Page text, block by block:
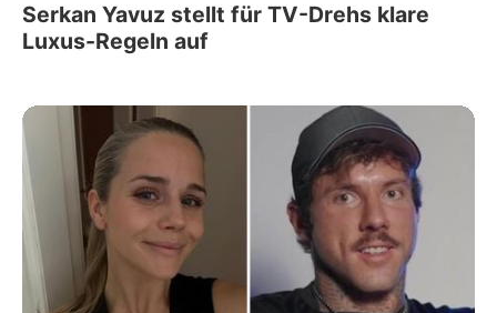
Serkan Yavuz stellt für TV-Drehs klare
Luxus-Regeln auf